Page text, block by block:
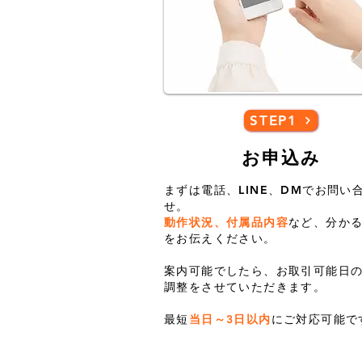
STEP1
お申込み
まずは電話、LINE、DMでお問い
せ。
動作状況、付属品内容など、分か
をお伝えください。
案内可能でしたら、お取引可能日
調整をさせていただきます。
​最短 当日～3日以内にご対応可能で